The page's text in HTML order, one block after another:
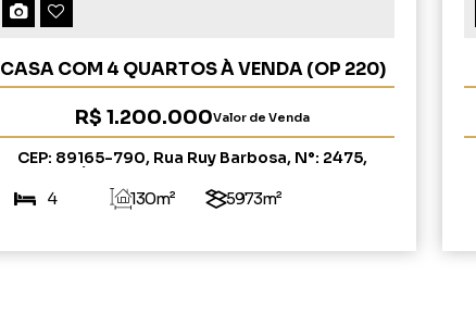
CASA COM 4 QUARTOS À VENDA (OP 220)
R$ 1.200.000Valor de Venda
CEP: 89165-790, Rua Ruy Barbosa, N°: 2475,
Sumaré
4 130m² 5973m²